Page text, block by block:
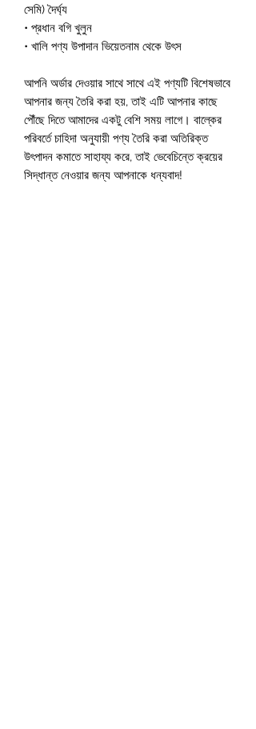
সেমি) দৈর্ঘ্য
• প্রধান বগি খুলুন
• খালি পণ্য উপাদান ভিয়েতনাম থেকে উৎস
আপনি অর্ডার দেওয়ার সাথে সাথে এই পণ্যটি বিশেষভাবে
আপনার জন্য তৈরি করা হয়, তাই এটি আপনার কাছে
পৌঁছে দিতে আমাদের একটু বেশি সময় লাগে। বাল্কের
পরিবর্তে চাহিদা অনুযায়ী পণ্য তৈরি করা অতিরিক্ত
উৎপাদন কমাতে সাহায্য করে, তাই ভেবেচিন্তে ক্রয়ের
সিদ্ধান্ত নেওয়ার জন্য আপনাকে ধন্যবাদ!